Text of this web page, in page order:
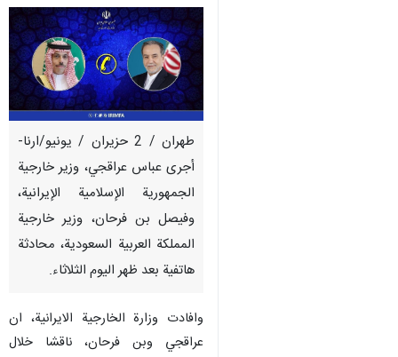
طهران / 2 حزيران / يونيو/ارنا-
أجرى عباس عراقجي، وزير خارجية
الجمهورية الإسلامية الإيرانية،
وفيصل بن فرحان، وزير خارجية
المملكة العربية السعودية، محادثة
هاتفية بعد ظهر اليوم الثلاثاء.
وافادت وزارة الخارجية الايرانية، ان
عراقجي وبن فرحان، ناقشا خلال